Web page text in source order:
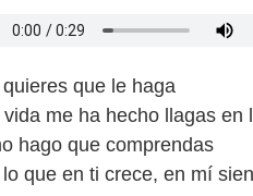
que le haga
vida me ha hecho llagas en
hago que comprendas
lo que en ti crece, en mí